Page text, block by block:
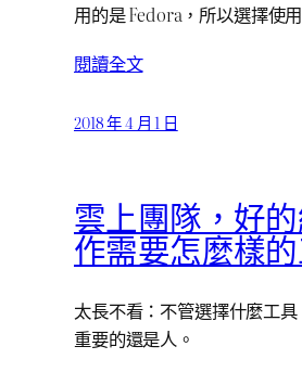
用的是 Fedora，所以選擇使
閱讀全文
2018 年 4 月 1 日
雲上團隊，好
作需要怎麼樣的
太長不看：不管選擇什麼工
重要的還是人。